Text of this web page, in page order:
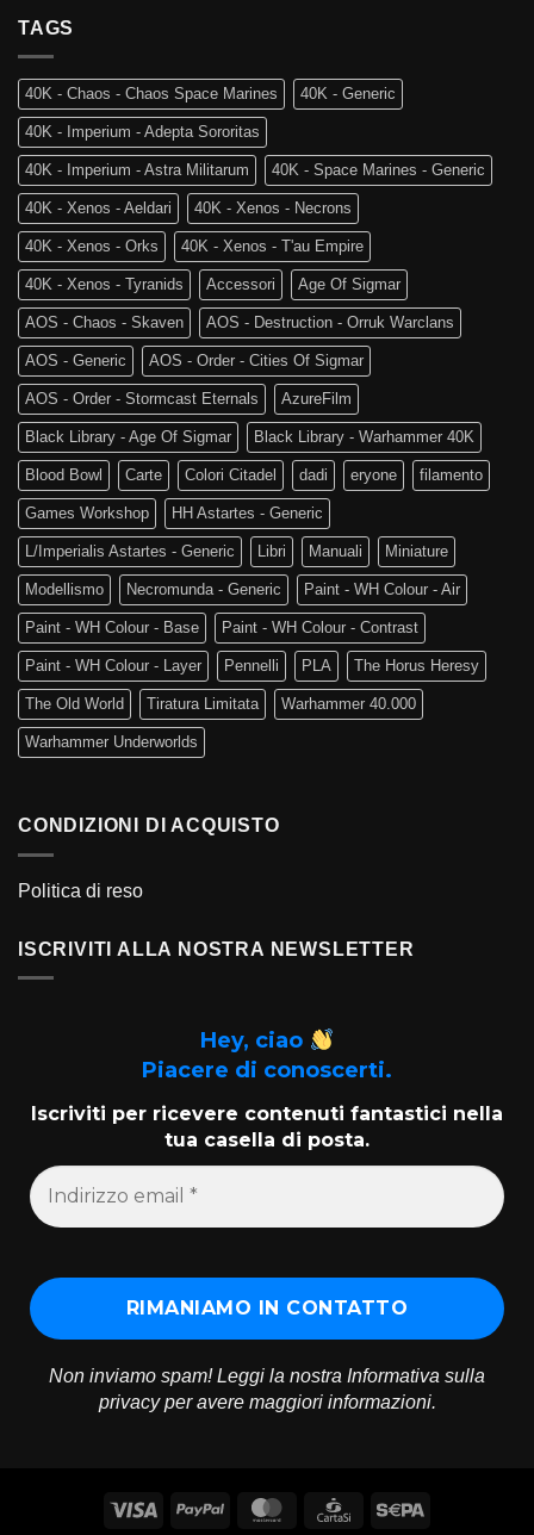
Edizione
di
Age
of
Sigmar
The
Old
World
tra
noi!
TAGS
40K - Chaos - Chaos Space Marines 40K - Generic
40K - Imperium - Adepta Sororitas
40K - Imperium - Astra Militarum 40K - Space Marines - Generic
40K - Xenos - Aeldari 40K - Xenos - Necrons
40K - Xenos - Orks 40K - Xenos - T'au Empire
40K - Xenos - Tyranids Accessori Age Of Sigmar
AOS - Chaos - Skaven AOS - Destruction - Orruk Warclans
AOS - Generic AOS - Order - Cities Of Sigmar
AOS - Order - Stormcast Eternals AzureFilm
Black Library - Age Of Sigmar Black Library - Warhammer 40K
Blood Bowl Carte Colori Citadel dadi eryone filamento
Games Workshop HH Astartes - Generic
L/Imperialis Astartes - Generic Libri Manuali Miniature
Modellismo Necromunda - Generic Paint - WH Colour - Air
Paint - WH Colour - Base Paint - WH Colour - Contrast
Paint - WH Colour - Layer Pennelli PLA The Horus Heresy
The Old World Tiratura Limitata Warhammer 40.000
Warhammer Underworlds
CONDIZIONI DI ACQUISTO
Politica di reso
ISCRIVITI ALLA NOSTRA NEWSLETTER
Hey, ciao
Piacere di conoscerti.
Iscriviti per ricevere contenuti fantastici nella
tua casella di posta.
Non inviamo spam! Leggi la nostra Informativa sulla
privacyper avere maggiori informazioni.
Visa PayPal MasterCardCartaSi